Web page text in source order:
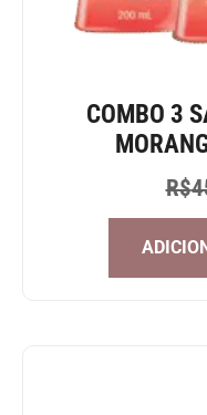
COMBO 3
R$